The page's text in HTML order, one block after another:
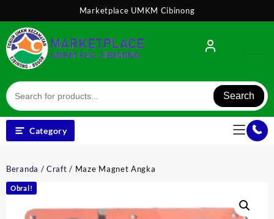
content
Marketplace UMKM Cibinong
Search
Category
Beranda /Craft / Maze Magnet Angka
Obral!